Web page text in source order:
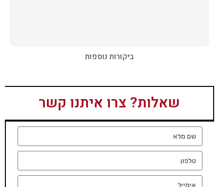
ביקורות נוספות
שאלות? צרו איתנו קשר